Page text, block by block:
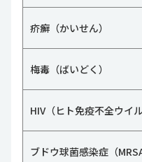
疥癬（かいせん）
梅毒（ばいどく）
HIV（ヒト免疫不全ウイ
ブドウ球菌感染症（MRSA